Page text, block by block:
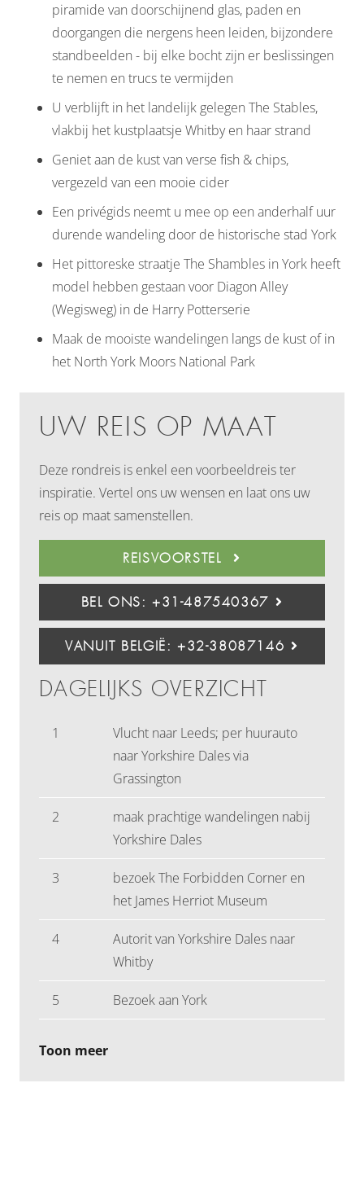
piramide van doorschijnend glas, paden en
doorgangen die nergens heen leiden, bijzondere
standbeelden - bij elke bocht zijn er beslissingen
te nemen en trucs te vermijden
U verblijft in het landelijk gelegen The Stables,
vlakbij het kustplaatsje Whitby en haar strand
Geniet aan de kust van verse fish & chips,
vergezeld van een mooie cider
Een privégids neemt u mee op een anderhalf uur
durende wandeling door de historische stad York
Het pittoreske straatje The Shambles in York heeft
model hebben gestaan voor Diagon Alley
(Wegisweg) in de Harry Potterserie
Maak de mooiste wandelingen langs de kust of in
het North York Moors National Park
UW REIS OP MAAT
Deze rondreis is enkel een voorbeeldreis ter
inspiratie. Vertel ons uw wensen en laat ons uw
reis op maat samenstellen.
REISVOORSTEL
BEL ONS: +31-487540367
VANUIT BELGIË: +32-38087146
DAGELIJKS OVERZICHT
1
Vlucht naar Leeds; per huurauto
naar Yorkshire Dales via
Grassington
2
maak prachtige wandelingen nabij
Yorkshire Dales
3
bezoek The Forbidden Corner en
het James Herriot Museum
4
Autorit van Yorkshire Dales naar
Whitby
5 Bezoek aan York
Toon meer